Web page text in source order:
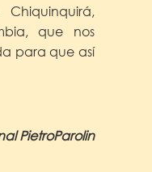
que nos
para que así
PietroParolin